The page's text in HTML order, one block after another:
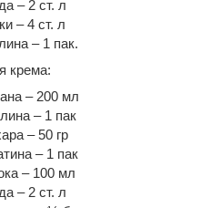
– 2 ст. л
– 4 ст. л
– 1 пак.
крема:
– 200 мл
– 1 пак
– 50 гр
– 1 пак
– 100 мл
– 2 ст. л